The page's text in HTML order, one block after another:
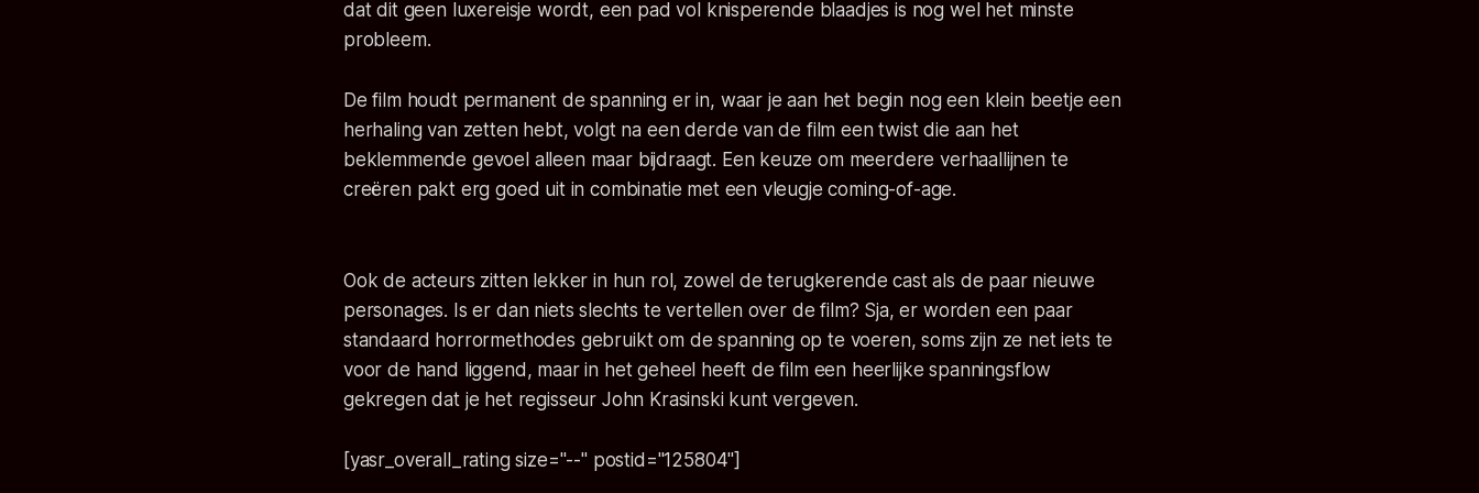
dat dit geen luxereisje wordt, een pad vol knisperende blaadjes is nog wel het minste
probleem.
De film houdt permanent de spanning er in, waar je aan het begin nog een klein beetje een
herhaling van zetten hebt, volgt na een derde van de film een twist die aan het
beklemmende gevoel alleen maar bijdraagt. Een keuze om meerdere verhaallijnen te
creëren pakt erg goed uit in combinatie met een vleugje coming-of-age.
Ook de acteurs zitten lekker in hun rol, zowel de terugkerende cast als de paar nieuwe
personages. Is er dan niets slechts te vertellen over de film? Sja, er worden een paar
standaard horrormethodes gebruikt om de spanning op te voeren, soms zijn ze net iets te
voor de hand liggend, maar in het geheel heeft de film een heerlijke spanningsflow
gekregen dat je het regisseur John Krasinski kunt vergeven.
[yasr_overall_rating size="--" postid="125804"]